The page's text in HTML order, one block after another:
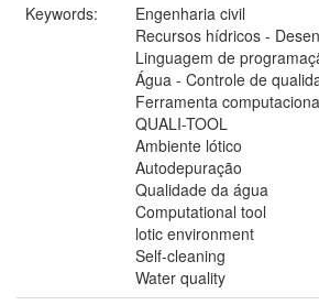
Keywords:
Engenharia civil
Recursos hídricos -
Linguagem de
Água - Controle de
Ferramenta
QUALI-TOOL
Ambiente lótico
Autodepuração
Qualidade da água
Computational tool
lotic environment
Self-cleaning
Water quality